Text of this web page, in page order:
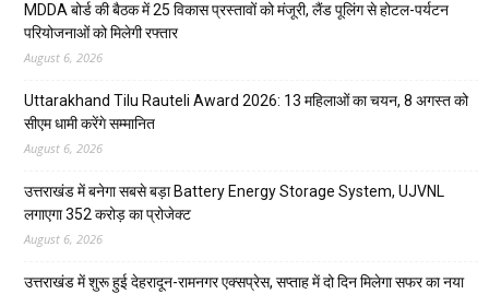
MDDA बोर्ड की बैठक में 25 विकास प्रस्तावों को मंजूरी, लैंड पूलिंग से होटल-पर्यटन
परियोजनाओं को मिलेगी रफ्तार
August 6, 2026
Uttarakhand Tilu Rauteli Award 2026: 13 महिलाओं का चयन, 8 अगस्त को
सीएम धामी करेंगे सम्मानित
August 6, 2026
उत्तराखंड में बनेगा सबसे बड़ा Battery Energy Storage System, UJVNL
लगाएगा 352 करोड़ का प्रोजेक्ट
August 6, 2026
उत्तराखंड में शुरू हुई देहरादून-रामनगर एक्सप्रेस, सप्ताह में दो दिन मिलेगा सफर का नया